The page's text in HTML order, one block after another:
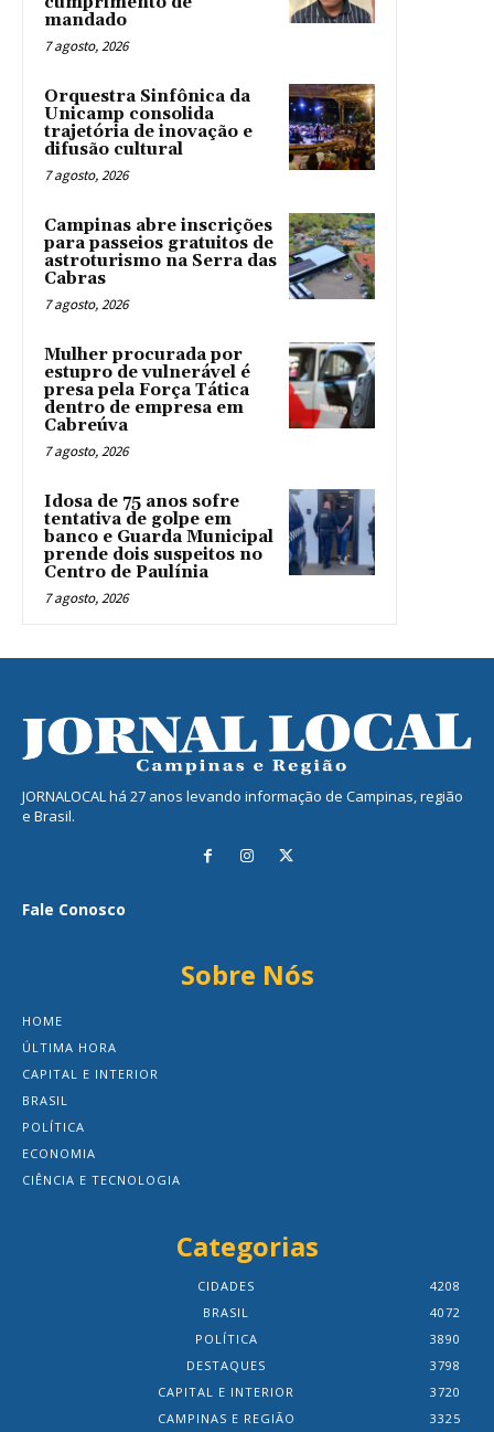
mandado
7 agosto, 2026
Orquestra Sinfônica da
Unicamp consolida
trajetória de inovação e
difusão cultural
7 agosto, 2026
Campinas abre inscrições
para passeios gratuitos de
astroturismo na Serra das
Cabras
7 agosto, 2026
Mulher procurada por
estupro de vulnerável é
presa pela Força Tática
dentro de empresa em
Cabreúva
7 agosto, 2026
Idosa de 75 anos sofre
tentativa de golpe em
banco e Guarda Municipal
prende dois suspeitos no
Centro de Paulínia
7 agosto, 2026
JORNALOCAL há 27 anos levando informação de Campinas, região
e Brasil.
Fale Conosco
Sobre Nós
HOME
ÚLTIMA HORA
CAPITAL E INTERIOR
BRASIL
POLÍTICA
ECONOMIA
CIÊNCIA E TECNOLOGIA
Categorias
CIDADES
4208
BRASIL
4072
POLÍTICA
3890
DESTAQUES
3798
CAPITAL E INTERIOR
3720
CAMPINAS E REGIÃO
3325